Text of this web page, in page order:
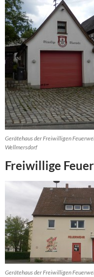
Gerätehaus der Freiwilligen
Wellmersdorf
Freiwillige
Gerätehaus der Freiwilligen